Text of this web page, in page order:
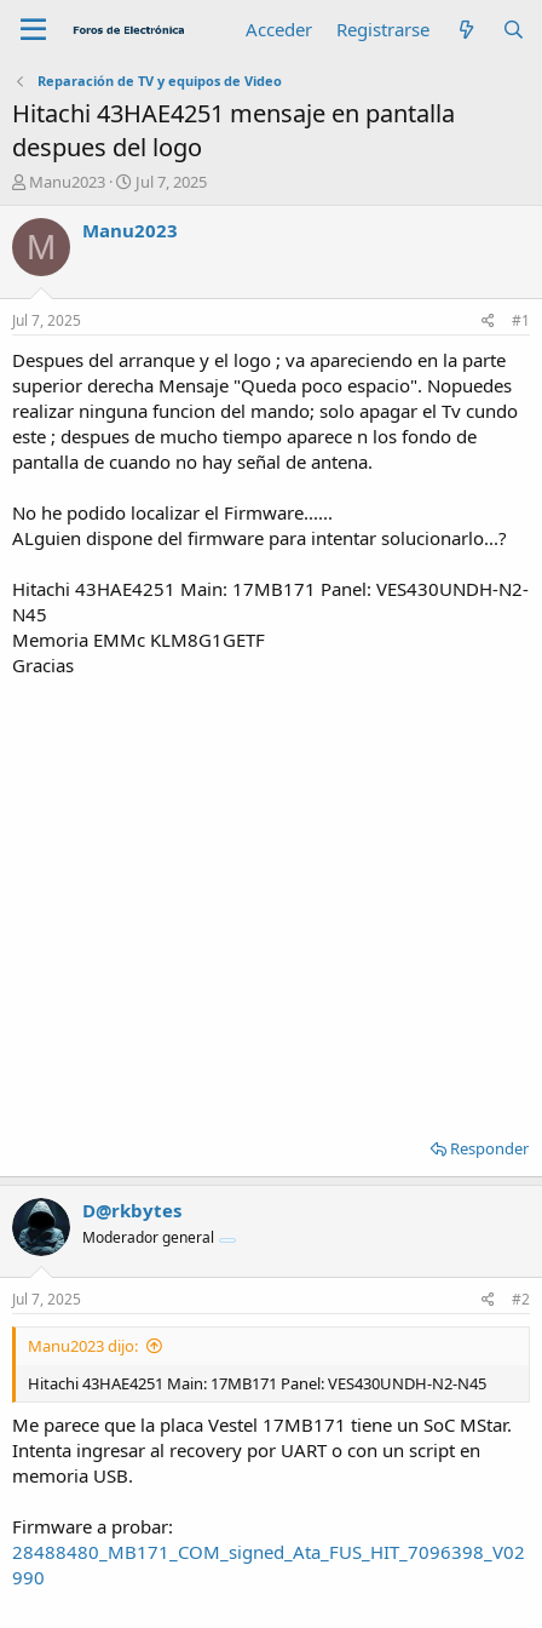
Acceder Registrarse
Reparación de TV y equipos de Video
Hitachi 43HAE4251 mensaje en pantalla
despues del logo
A
t
o
r
Manu2023
F
c
n
i
c
i
o
Jul 7, 2025
M Manu2023
Jul 7, 2025 #1
Despues del arranque y el logo ; va apareciendo en la parte
superior derecha Mensaje "Queda poco espacio". Nopuedes
realizar ninguna funcion del mando; solo apagar el Tv cundo
este ; despues de mucho tiempo aparece n los fondo de
pantalla de cuando no hay señal de antena.
No he podido localizar el Firmware......
ALguien dispone del firmware para intentar solucionarlo...?
Hitachi 43HAE4251 Main: 17MB171 Panel: VES430UNDH-N2-
N45
Memoria EMMc KLM8G1GETF
Gracias
Responder
D@rkbytes
Moderador general
Jul 7, 2025 #2
Manu2023 dijo:
Hitachi 43HAE4251 Main: 17MB171 Panel: VES430UNDH-N2-N45
Me parece que la placa Vestel 17MB171 tiene un SoC MStar.
Intenta ingresar al recovery por UART o con un script en
memoria USB.
Firmware a probar:
28488480_MB171_COM_signed_Ata_FUS_HIT_7096398_V02
990